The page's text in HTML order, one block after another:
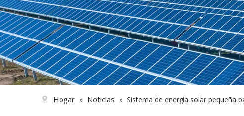
Hogar » Noticias » Sistema de energía solar pequeña